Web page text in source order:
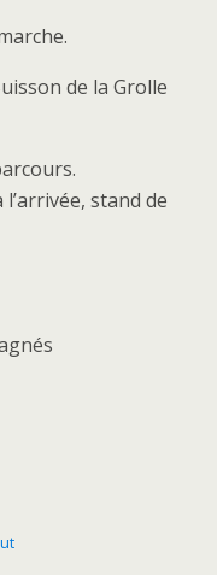
de la Grolle
stand de